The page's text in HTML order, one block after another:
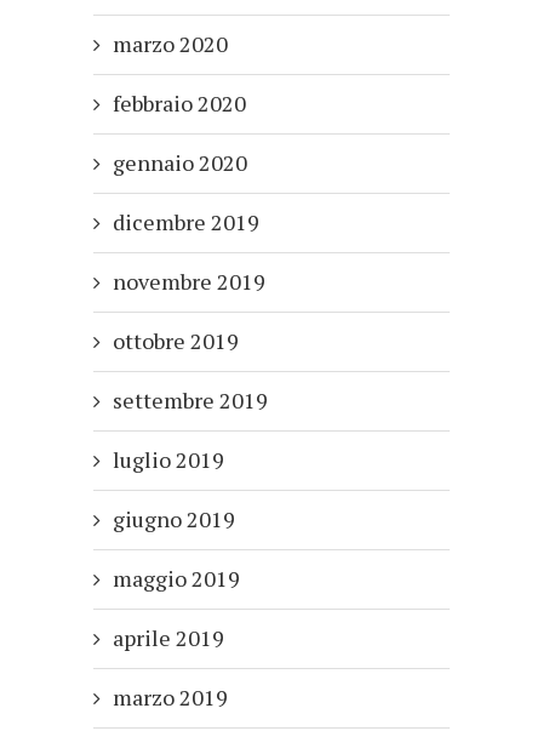
marzo 2020
febbraio 2020
gennaio 2020
dicembre 2019
novembre 2019
ottobre 2019
settembre 2019
luglio 2019
giugno 2019
maggio 2019
aprile 2019
marzo 2019